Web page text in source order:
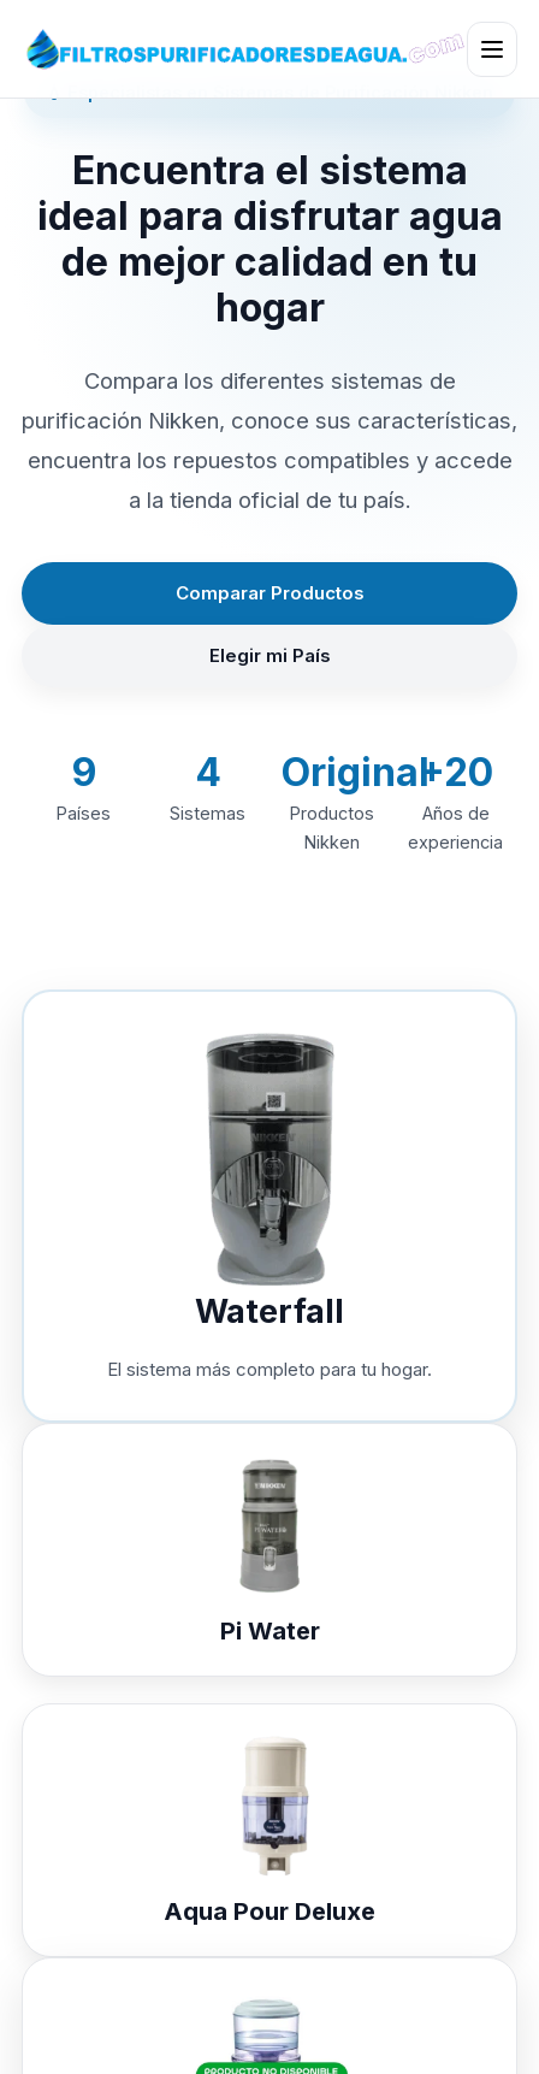
Encuentra el sistema
ideal para disfrutar agua
de mejor calidad en tu
hogar
Compara los diferentes sistemas de
purificación Nikken, conoce sus características,
encuentra los repuestos compatibles y accede
a la tienda oficial de tu país.
Comparar Productos
Elegir mi País
9
Países
4
Sistemas
Original
Productos
Nikken
+20
Años de
experiencia
Waterfall
El sistema más completo para tu hogar.
Pi Water
Aqua Pour Deluxe